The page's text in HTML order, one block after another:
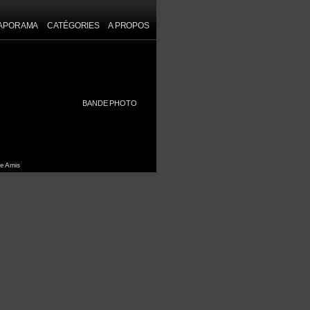
CATÉGORIES A PROPOS
BANDE PHOTO
Amis